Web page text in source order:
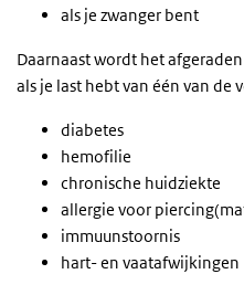
als je zwanger bent
Daarnaast wordt het
als je last hebt van één van de
diabetes
hemofilie
chronische huidziekte
allergie voor
immuunstoornis
hart- en vaatafwijkingen